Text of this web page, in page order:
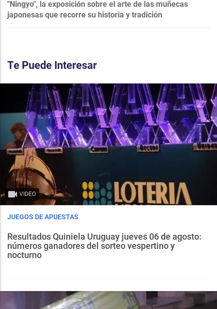
"Ningyo", la exposición sobre el arte de las muñecas
japonesas que recorre su historia y tradición
Te Puede Interesar
VIDEO
JUEGOS DE APUESTAS
Resultados Quiniela Uruguay jueves 06 de agosto:
números ganadores del sorteo vespertino y
nocturno